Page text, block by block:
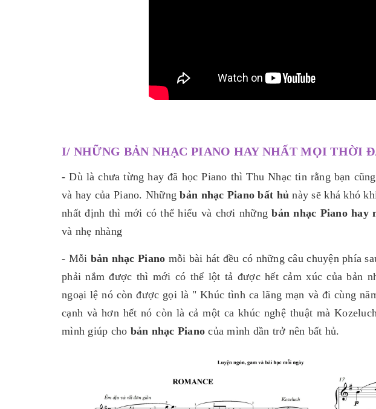
I/ NHỮNG BẢN NHẠC PIANO HAY NHẤT MỌI THỜI
- Dù là chưa từng hay đã học Piano thì Thu Nhạc tin rằng bạn
và hay của Piano. Những bản nhạc Piano bất hủ này sẽ khá khó
nhất định thì mới có thể hiểu và chơi nhữngbản nhạc Piano hay
và nhẹ nhàng
- Mỗi bản nhạc Piano mỗi bài hát đều có những câu chuyện phía
phải nắm được thì mới có thể lột tả được hết cảm xúc của bản
ngoại lệ nó còn được gọi là " Khúc tình ca lãng mạn và đi cùng
cạnh và hơn hết nó còn là cả một ca khúc nghệ thuật mà
mình giúp cho bản nhạc Piano của mình dần trở nên bất hủ.